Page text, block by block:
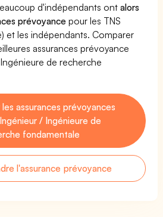
d'indépendants ontalors
prévoyance pour les TNS
et les indépendants. Comparer
assurances prévoyance
de recherche
assurances prévoyances
/ Ingénieure de
fondamentale
l'assurance prévoyance